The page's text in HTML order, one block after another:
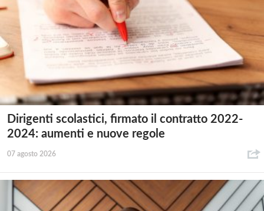
Dirigenti scolastici, firmato il contratto 2022-
2024: aumenti e nuove regole
07 agosto 2026